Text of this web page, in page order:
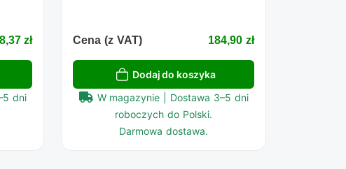
zł
dni
Cena (z VAT) 184,90 zł
Dodaj do koszyka
W magazynie | Dostawa 3–5 dni
roboczych do Polski.
Darmowa dostawa.